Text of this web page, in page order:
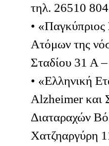
τηλ. 26510
• «Παγκύπριος
Ατόμων της
Σταδίου 31 Α
• «Ελληνική
Alzheimer και
Διαταραχών
Χατζηαργύρη